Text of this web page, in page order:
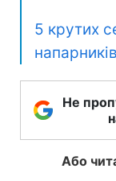
5 крутих
напарників
Не
Або